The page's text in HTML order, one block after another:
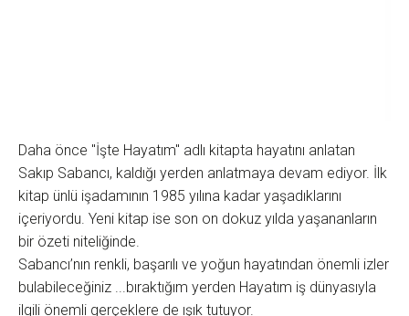
Daha önce "İşte Hayatım" adlı kitapta hayatını anlatan
Sakıp Sabancı, kaldığı yerden anlatmaya devam ediyor. İlk
kitap ünlü işadamının 1985 yılına kadar yaşadıklarını
içeriyordu. Yeni kitap ise son on dokuz yılda yaşananların
bir özeti niteliğinde.
Sabancı’nın renkli, başarılı ve yoğun hayatından önemli izler
bulabileceğiniz ...bıraktığım yerden Hayatım iş dünyasıyla
ilgili önemli gerçeklere de ışık tutuyor.